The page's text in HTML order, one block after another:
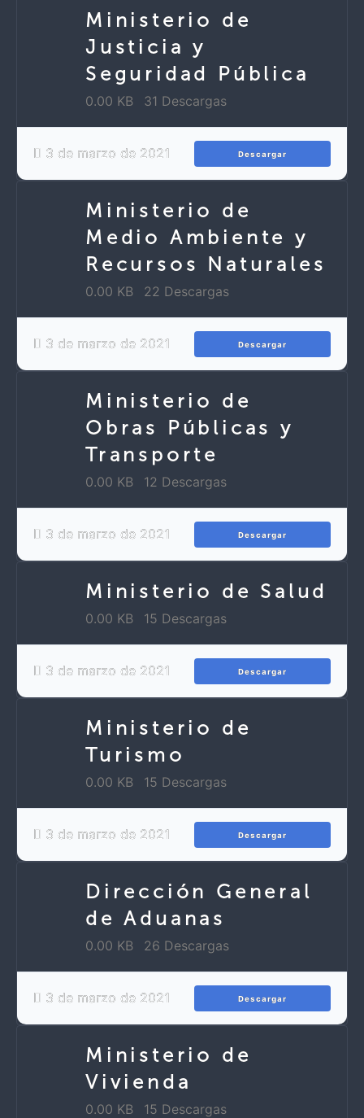
Ministerio de
Justicia y
Seguridad Pública
0.00 KB 31 Descargas
3 de marzo de 2021 Descargar
Ministerio de
Medio Ambiente y
Recursos Naturales
0.00 KB 22 Descargas
3 de marzo de 2021 Descargar
Ministerio de
Obras Públicas y
Transporte
0.00 KB 12 Descargas
3 de marzo de 2021 Descargar
Ministerio de Salud
0.00 KB 15 Descargas
3 de marzo de 2021 Descargar
Ministerio de
Turismo
0.00 KB 15 Descargas
3 de marzo de 2021 Descargar
Dirección General
de Aduanas
0.00 KB 26 Descargas
3 de marzo de 2021 Descargar
Ministerio de
Vivienda
0.00 KB 15 Descargas